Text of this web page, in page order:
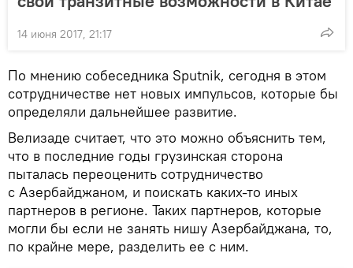
14 июня 2017, 21:17
По мнению собеседника Sputnik, сегодня в этом
сотрудничестве нет новых импульсов, которые бы
определяли дальнейшее развитие.
Велизаде считает, что это можно объяснить тем,
что в последние годы грузинская сторона
пыталась переоценить сотрудничество
с Азербайджаном, и поискать каких-то иных
партнеров в регионе. Таких партнеров, которые
могли бы если не занять нишу Азербайджана, то,
по крайне мере, разделить ее с ним.